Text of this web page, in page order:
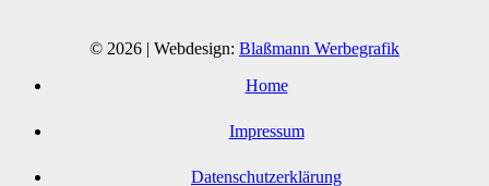
© 2026 | Webdesign: Blaßmann Werbegrafik
Home
Impressum
Datenschutzerklärung